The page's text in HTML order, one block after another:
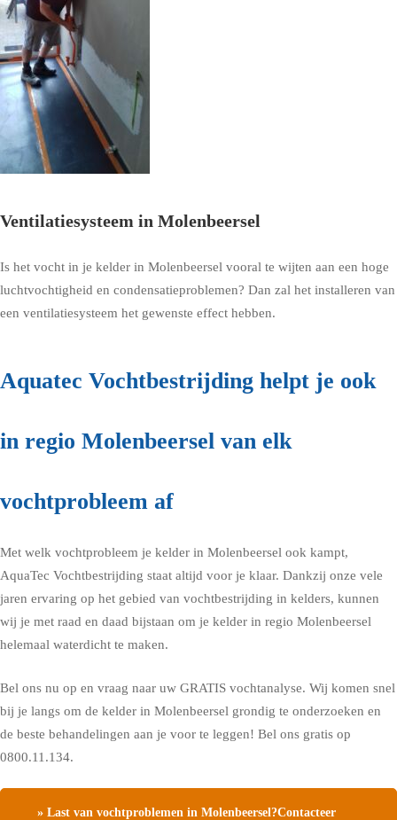
Ventilatiesysteem in Molenbeersel
Is het vocht in je kelder in Molenbeersel vooral te wijten aan een hoge
luchtvochtigheid en condensatieproblemen? Dan zal het installeren van
een ventilatiesysteem het gewenste effect hebben.
Aquatec Vochtbestrijding helpt je ook
in regio Molenbeersel van elk
vochtprobleem af
Met welk vochtprobleem je kelder in Molenbeersel ook kampt,
AquaTec Vochtbestrijding staat altijd voor je klaar. Dankzij onze vele
jaren ervaring op het gebied van vochtbestrijding in kelders, kunnen
wij je met raad en daad bijstaan om je kelder in regio Molenbeersel
helemaal waterdicht te maken.
Bel ons nu op en vraag naar uw GRATIS vochtanalyse. Wij komen snel
bij je langs om de kelder in Molenbeersel grondig te onderzoeken en
de beste behandelingen aan je voor te leggen! Bel ons gratis op
0800.11.134.
» Last van vochtproblemen in Molenbeersel?Contacteer